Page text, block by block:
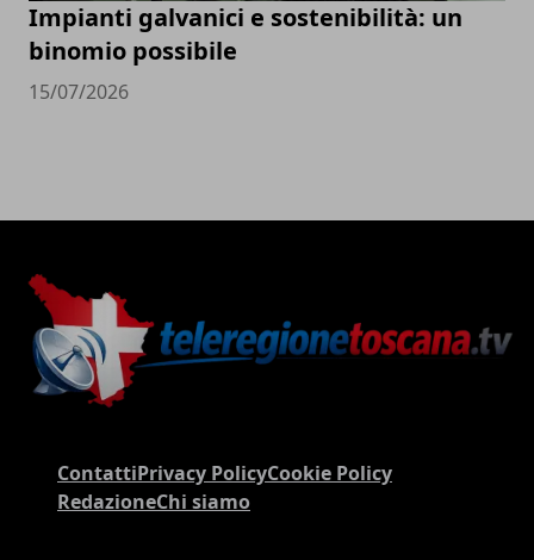
Impianti galvanici e sostenibilità: un
binomio possibile
15/07/2026
ContattiPrivacy PolicyCookie Policy
RedazioneChi siamo